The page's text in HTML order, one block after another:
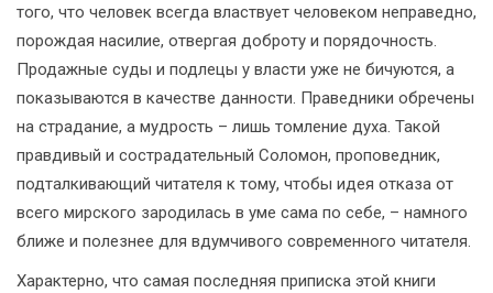
того, что человек всегда властвует человеком неправедно,
порождая насилие, отвергая доброту и порядочность.
Продажные суды и подлецы у власти уже не бичуются, а
показываются в качестве данности. Праведники обречены
на страдание, а мудрость – лишь томление духа. Такой
правдивый и сострадательный Соломон, проповедник,
подталкивающий читателя к тому, чтобы идея отказа от
всего мирского зародилась в уме сама по себе, – намного
ближе и полезнее для вдумчивого современного читателя.
Характерно, что самая последняя приписка этой книги